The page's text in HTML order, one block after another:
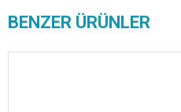
BENZER ÜRÜNLER